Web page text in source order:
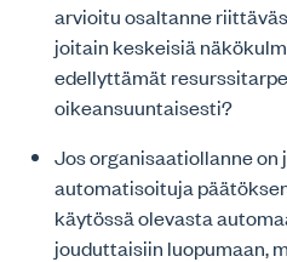
arvioitu osaltanne
joitain keskeisiä
edellyttämät
oikeansuuntaisesti?
Jos organisaatiollanne on
automatisoituja
käytössä olevasta
jouduttaisiin luopumaan,